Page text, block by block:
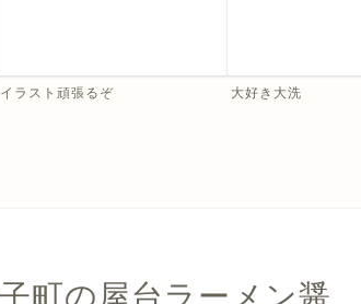
イラスト頑張るぞ 大好き大洗
町の屋台ラーメン醤